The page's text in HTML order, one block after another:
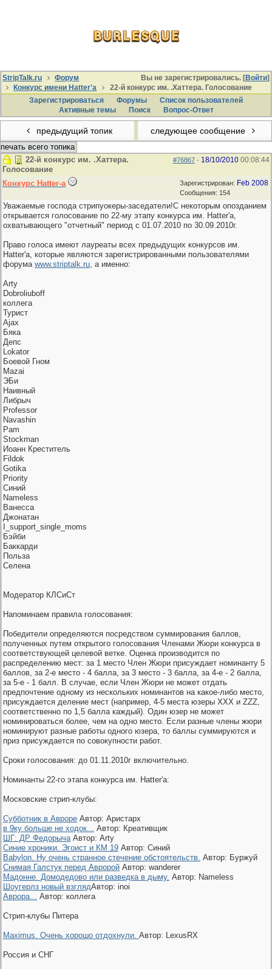
Вы не зарегистрировались. [Войти]
StripTalk.ru
Форум
Конкурс имени Hatter'a
22-й конкурс им. .Хаттера. Голосование
Зарегистрироваться
Форумы
Список пользователей
Активные темы
Поиcк Вопрос-Ответ
предыдущий топик следующее сообщение
печать всего топика
#76867 - 18/10/2010 00:08:44
22-й конкурс им. .Хаттера.
Голосование
Зарегистрирован: Feb 2008
Сообщения: 154
Конкурс Hatter-a
Уважаемые господа стрипуокеры-заседатели!С некоторым опозданием
открывается голосование по 22-му этапу конкурса им. Hatter'a,
охватывающего "отчетный" период с 01.07.2010 по 30.09.2010г.
Право голоса имеют лауреаты всех предыдущих конкурсов им.
Hatter'a, которые являются зарегистрированными пользователями
форума www.striptalk.ru, а именно:
Arty
Dobroliuboff
коллега
Турист
Ajax
Бяка
Депс
Lokator
Боевой Гном
Mazai
ЭБи
Наивный
Либрыч
Professor
Navashin
Pam
Stoсkman
Иоанн Креститель
Fildok
Gotika
Priority
Синий
Nameless
Ванесса
Джонатан
I_support_single_moms
Бэйби
Баккарди
Польза
Селена
Модератор КЛСиСт
Напоминаем правила голосования:
Победители определяются посредством суммирования баллов,
полученных путем открытого голосования Членами Жюри конкурса в
соответствующей целевой ветке. Оценка производится по
распределению мест: за 1 место Член Жюри присуждает номинанту 5
баллов, за 2-е место - 4 балла, за 3 место - 3 балла, за 4-е - 2 балла,
за 5-е - 1 балл. В случае, если Член Жюри не может отдать
предпочтение одному из нескольких номинантов на какое-либо место,
присуждается деление мест (например, 4-5 места юзеры ХХХ и ZZZ,
соответственно по 1,5 балла каждый). Один юзер не может
номинироваться более, чем на одно место. Если разные члены жюри
номинируют разные работы одного юзера, то баллы суммируются и
приз присуждается по совокупности работ.
Сроки голосования: до 01.11.2010г включительно.
Номинанты 22-го этапа конкурса им. Hatter'a:
Московские стрип-клубы:
Субботник в Авроре Автор: Аристарх
в 9ку больше не ходок... Автор: Креативщик
ШГ: ДР ФедорычаАвтор: Arty
Синие хроники. Эгоист и КМ 19 Автор: Синий
Babylon. Ну очень странное стечение обстоятельств. Автор: Буржуй
Снимая Галстук перед Авророй Автор: wanderer
Мадонне. Домодедово или разведка в дыму. Автор: Nameless
Шоугерлз новый взглядАвтор: inoi
Аврора... Автор: коллега
Стрип-клубы Питера
Maximus. Очень хорошо отдохнули. Автор: LexusRX
Россия и СНГ